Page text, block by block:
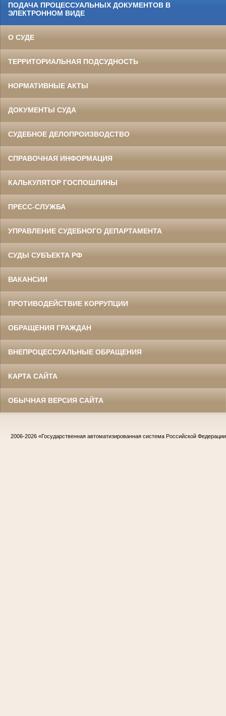
ПОДАЧА ПРОЦЕССУАЛЬНЫХ ДОКУМЕНТОВ В
ЭЛЕКТРОННОМ ВИДЕ
О СУДЕ
ТЕРРИТОРИАЛЬНАЯ ПОДСУДНОСТЬ
НОРМАТИВНЫЕ АКТЫ
ДОКУМЕНТЫ СУДА
СУДЕБНОЕ ДЕЛОПРОИЗВОДСТВО
СПРАВОЧНАЯ ИНФОРМАЦИЯ
КАЛЬКУЛЯТОР ГОСПОШЛИНЫ
ПРЕСС-СЛУЖБА
УПРАВЛЕНИЕ СУДЕБНОГО ДЕПАРТАМЕНТА
СУДЫ СУБЪЕКТА РФ
ВАКАНСИИ
ПРОТИВОДЕЙСТВИЕ КОРРУПЦИИ
ОБРАЩЕНИЯ ГРАЖДАН
ВНЕПРОЦЕССУАЛЬНЫЕ ОБРАЩЕНИЯ
КАРТА САЙТА
ОБЫЧНАЯ ВЕРСИЯ САЙТА
2006-2026 «Государственная автоматизированная система Российской